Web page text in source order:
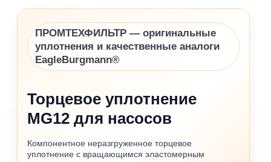
ПРОМТЕХФИЛЬТР — оригинальные
уплотнения и качественные аналоги
EagleBurgmann®
Торцевое уплотнение
MG12 для насосов
Компонентное неразгруженное торцевое
уплотнение с вращающимся эластомерным